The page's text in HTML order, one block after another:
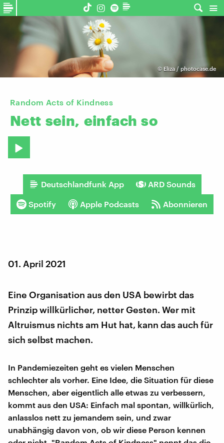
© Eliza / photocase.de
Random Acts of Kindness
Nett sein, einfach so
Deutschlandfunk App ARD Sounds
Spotify Apple Podcasts Abonnieren
01. April 2021
Eine Organisation aus den USA bewirbt das
Prinzip willkürlicher, netter Gesten. Wer mit
Altruismus nichts am Hut hat, kann das auch für
sich selbst machen.
In Pandemiezeiten geht es vielen Menschen
schlechter als vorher. Eine Idee, die Situation für diese
Menschen, aber eigentlich alle etwas zu verbessern,
kommt aus den USA: Einfach mal spontan, willkürlich,
anlasslos nett zu jemandem sein, und zwar
unabhängig davon von, ob wir diese Person kennen